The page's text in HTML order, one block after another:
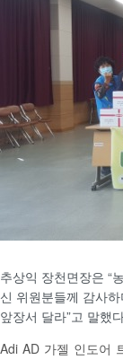
추상익 장천면장은 “
신 위원분들께 감사
앞장서 달라”고 말했
Adi AD 가젤 인도어